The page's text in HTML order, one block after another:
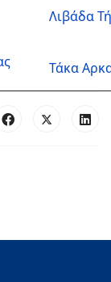
Λιβάδα
Τάκα